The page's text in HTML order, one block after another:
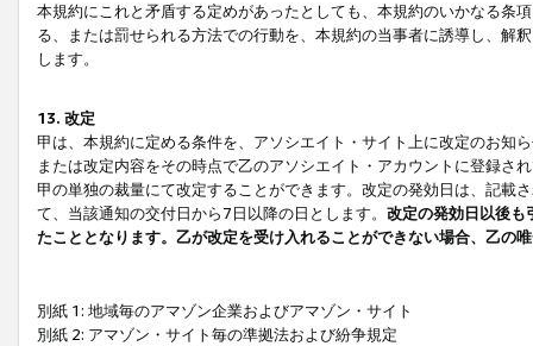
本規約にこれと矛盾する定めがあったとしても、本規約のいかなる条
る、または罰せられる方法での行動を、本規約の当事者に誘導し、解
します。
13. 改定
甲は、本規約に定める条件を、アソシエイト・サイト上に改定のお知
または改定内容をその時点で乙のアソシエイト・アカウントに登録さ
甲の単独の裁量にて改定することができます。改定の発効日は、記載
て、当該通知の交付日から7日以降の日とします。 改定の発効日以後も
たこととなります。乙が改定を受け入れることができない場合、乙の
別紙 1: 地域毎のアマゾン企業およびアマゾン・サイト
別紙 2: アマゾン・サイト毎の準拠法および紛争規定